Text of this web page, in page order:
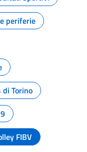
periferie
di Torino
FIBV